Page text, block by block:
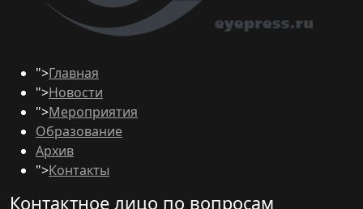
">Главная
">Новости
">Мероприятия
Образование
Архив
">Контакты
Контактное лицо по вопросам